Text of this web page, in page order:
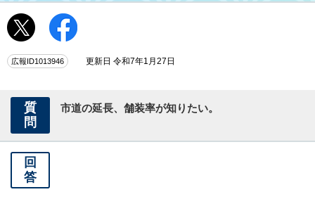
広報ID1013946 更新日 令和7年1月27日
質
問
市道の延長、舗装率が知りたい。
回
答